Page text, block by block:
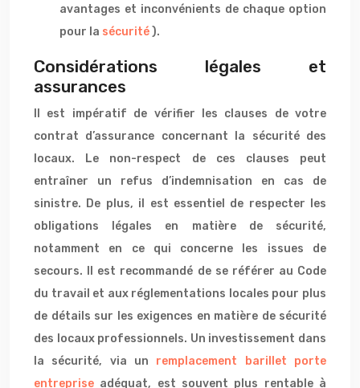
avantages et inconvénients de chaque option
pour la sécurité).
Considérations légales et
assurances
Il est impératif de vérifier les clauses de votre
contrat d’assurance concernant la sécurité des
locaux. Le non-respect de ces clauses peut
entraîner un refus d’indemnisation en cas de
sinistre. De plus, il est essentiel de respecter les
obligations légales en matière de sécurité,
notamment en ce qui concerne les issues de
secours. Il est recommandé de se référer au Code
du travail et aux réglementations locales pour plus
de détails sur les exigences en matière de sécurité
des locaux professionnels. Un investissement dans
la sécurité, via un remplacement barillet porte
entreprise adéquat, est souvent plus rentable à